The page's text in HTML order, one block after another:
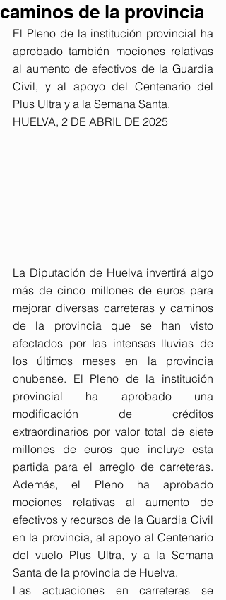
caminos de la provincia
El Pleno de la institución provincial ha
aprobado también mociones relativas
al aumento de efectivos de la Guardia
Civil, y al apoyo del Centenario del
Plus Ultra y a la Semana Santa.
HUELVA, 2 DE ABRIL DE 2025
La Diputación de Huelva invertirá algo
más de cinco millones de euros para
mejorar diversas carreteras y caminos
de la provincia que se han visto
afectados por las intensas lluvias de
los últimos meses en la provincia
onubense. El Pleno de la institución
provincial ha aprobado una
modificación de créditos
extraordinarios por valor total de siete
millones de euros que incluye esta
partida para el arreglo de carreteras.
Además, el Pleno ha aprobado
mociones relativas al aumento de
efectivos y recursos de la Guardia Civil
en la provincia, al apoyo al Centenario
del vuelo Plus Ultra, y a la Semana
Santa de la provincia de Huelva.
Las actuaciones en carreteras se